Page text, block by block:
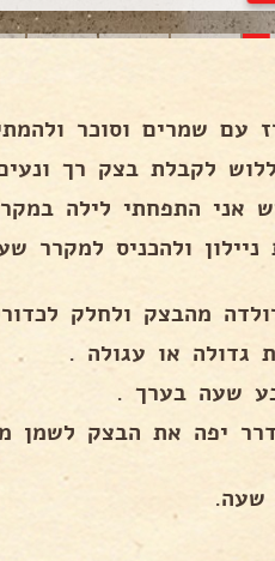
עם שמרים וסוכר
לקבלת בצק רך
אני התפחתי לילה
ולהכניס למקרר
מהבצק ולחלק
גדולה או עגולה .
שעה בערך .
יפה את הבצק לשמן
שעה.